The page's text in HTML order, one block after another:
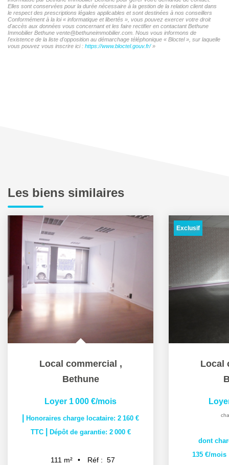
Elles sont conservées pour la durée nécessaire à la gestion de la relation client dans
le respect des prescriptions légales applicables et sont destinées à nos conseillers
Conformément à la loi « informatique et libertés », vous pouvez exercer votre droit
d'accès aux données vous concernant et les faire rectifier en contactant Bethune
Immobilier Bethune vente@bethuneimmobilier.com. Nous vous informons de
l'existence de la liste d'opposition au démarchage téléphonique « Bloctel », sur laquelle
vous pouvez vous inscrire ici : https://www.bloctel.gouv.fr/»
Les biens similaires
Local commercial ,
Bethune
Loyer 1 000 €/mois
Honoraires charge locataire: 2 160 €
TTC
Dépôt de garantie: 2 000 €
111 m² Réf : 57
Exclusif
Local
dont
135 €/mois